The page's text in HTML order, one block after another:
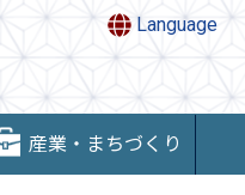
Language
産業・まちづくり